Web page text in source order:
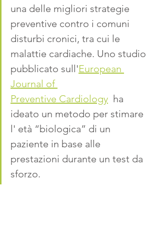
una delle migliori strategie
preventive contro i comuni
disturbi cronici, tra cui le
malattie cardiache. Uno studio
pubblicato sull'European
Journal of
Preventive Cardiology ha
ideato un metodo per stimare
l' età “biologica” di un
paziente in base alle
prestazioni durante un test da
sforzo.